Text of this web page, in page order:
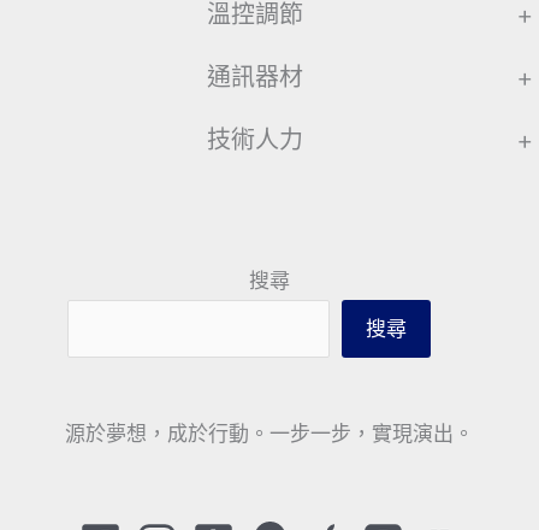
溫控調節 +
通訊器材 +
技術人力 +
搜尋
搜尋
源於夢想，成於行動。一步一步，實現演出。